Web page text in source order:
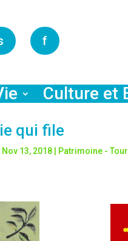
f
Culture et
qui file
Nov 13, 2018 Patrimoine -